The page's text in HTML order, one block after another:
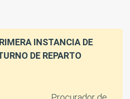
INSTANCIA DE
DE REPARTO